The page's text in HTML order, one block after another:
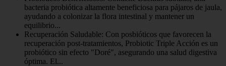
bacteria probiótica altamente beneficiosa para pájaros de jaula,
ayudando a colonizar la flora intestinal y mantener un
equilibrio...
Recuperación Saludable: Con posbióticos que favorecen la
recuperación post-tratamientos, Probiotic Triple Acción es un
probiótico sin efecto "Doré", asegurando una salud digestiva
óptima. El...